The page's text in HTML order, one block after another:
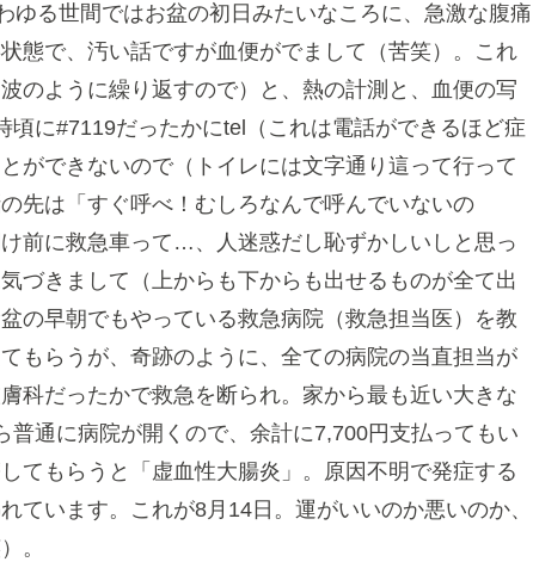
ゆる世間ではお盆の初日みたいなころに、急激な腹痛
態で、汚い話ですが血便がでまして（苦笑）。これ
のように繰り返すので）と、熱の計測と、血便の写
に#7119だったかにtel（これは電話ができるほど症
ができないので（トイレには文字通り這って行って
先は「すぐ呼べ！むしろなんで呼んでいないの
前に救急車って…、人迷惑だし恥ずかしいしと思っ
づきまして（上からも下からも出せるものが全て出
の早朝でもやっている救急病院（救急担当医）を教
もらうが、奇跡のように、全ての病院の当直担当が
科だったかで救急を断られ。家から最も近い大きな
通に病院が開くので、余計に7,700円支払ってもい
てもらうと「虚血性大腸炎」。原因不明で発症する
ています。これが8月14日。運がいいのか悪いのか、
。